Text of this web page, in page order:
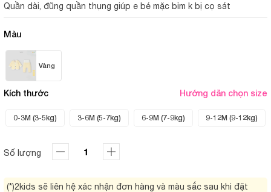
Quần dài, đũng quần thụng giúp e bé mặc bỉm k bị cọ sát
Màu
Vàng
Kích thước Hướng dẫn chọn size
0-3M (3-5kg) 3-6M (5-7kg) 6-9M (7-9kg) 9-12M (9-12kg)
Số lượng
(*)2kids sẽ liên hệ xác nhận đơn hàng và màu sắc sau khi đặt